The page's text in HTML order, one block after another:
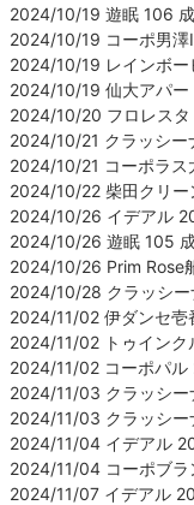
2024/10/19 遊眠 106
2024/10/19 コーポ男澤
2024/10/19 レインボー
2024/10/19 仙大アパー
2024/10/20 フロレスタ
2024/10/21 クラッシー
2024/10/21 コーポラス
2024/10/22 柴田クリー
2024/10/26 イデアル
2024/10/26 遊眠 105
2024/10/26 Prim Rose
2024/10/28 クラッシー
2024/11/02 伊ダンセ壱
2024/11/02 トゥインク
2024/11/02 コーポパル
2024/11/03 クラッシー
2024/11/03 クラッシー
2024/11/04 イデアル
2024/11/04 コーポブラ
2024/11/07 イデアル